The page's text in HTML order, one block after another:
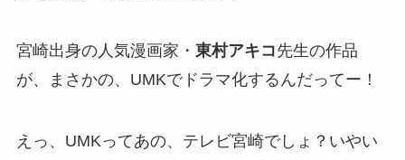
宮崎出身の人気漫画家・ 東村アキコ先生の作品
が、まさかの、UMKでドラマ化するんだってー！
えっ、UMKってあの、テレビ宮崎でしょ？いやい